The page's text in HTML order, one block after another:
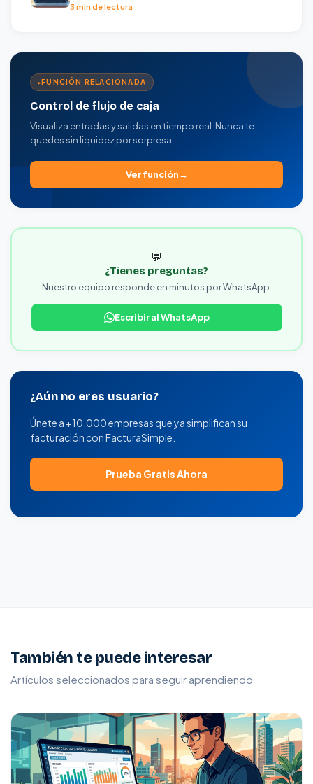
3 min de lectura
FUNCIÓN RELACIONADA
Control de flujo de caja
Visualiza entradas y salidas en tiempo real. Nunca te
quedes sin liquidez por sorpresa.
Ver función
💬
¿Tienes preguntas?
Nuestro equipo responde en minutos por WhatsApp.
Escribir al WhatsApp
¿Aún no eres usuario?
Únete a +10,000 empresas que ya simplifican su
facturación con FacturaSimple.
Prueba Gratis Ahora
También te puede interesar
Artículos seleccionados para seguir aprendiendo